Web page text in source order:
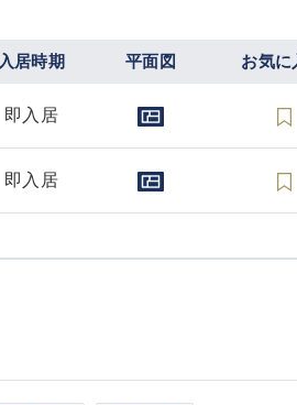
入居時期 平面図 お気に
即入居
即入居